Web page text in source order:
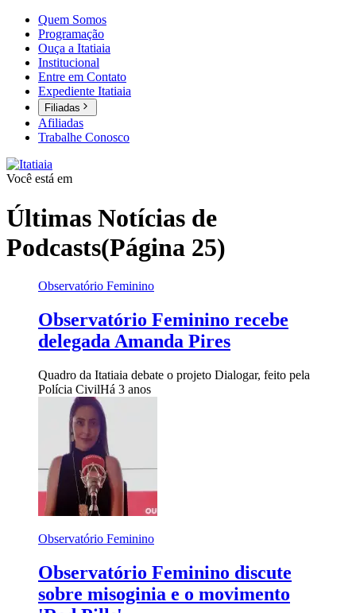
Quem Somos
Programação
Ouça a Itatiaia
Institucional
Entre em Contato
Expediente Itatiaia
Filiadas
Afiliadas
Trabalhe Conosco
Você está em
Últimas Notícias de
Podcasts(Página 25)
Observatório Feminino
Observatório Feminino recebe
delegada Amanda Pires
Quadro da Itatiaia debate o projeto Dialogar, feito pela
Polícia CivilHá 3 anos
Observatório Feminino
Observatório Feminino discute
sobre misoginia e o movimento